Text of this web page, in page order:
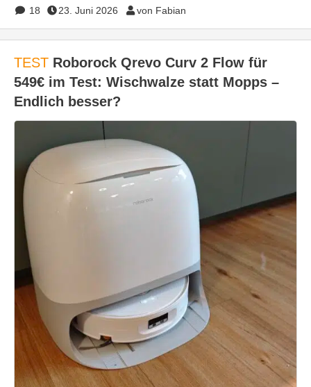
18 23. Juni 2026 von Fabian
TEST Roborock Qrevo Curv 2 Flow für
549€ im Test: Wischwalze statt Mopps –
Endlich besser?